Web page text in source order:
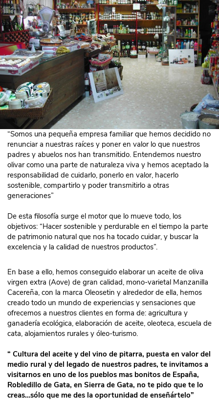
“Somos una pequeña empresa familiar que hemos decidido no
renunciar a nuestras raíces y poner en valor lo que nuestros
padres y abuelos nos han transmitido. Entendemos nuestro
olivar como una parte de naturaleza viva y hemos aceptado la
responsabilidad de cuidarlo, ponerlo en valor, hacerlo
sostenible, compartirlo y poder transmitirlo a otras
generaciones”
De esta filosofía surge el motor que lo mueve todo, los
objetivos: “Hacer sostenible y perdurable en el tiempo la parte
de patrimonio natural que nos ha tocado cuidar, y buscar la
excelencia y la calidad de nuestros productos”.
En base a ello, hemos conseguido elaborar un aceite de oliva
virgen extra (Aove) de gran calidad, mono-varietal Manzanilla
Cacereña, con la marca Oleosetin y alrededor de ella, hemos
creado todo un mundo de experiencias y sensaciones que
ofrecemos a nuestros clientes en forma de: agricultura y
ganadería ecológica, elaboración de aceite, oleoteca, escuela de
cata, alojamientos rurales y óleo-turismo.
“ Cultura del aceite y del vino de pitarra, puesta en valor del
medio rural y del legado de nuestros padres, te invitamos a
visitarnos en uno de los pueblos mas bonitos de España,
Robledillo de Gata, en Sierra de Gata, no te pido que te lo
creas…sólo que me des la oportunidad de enseñártelo”